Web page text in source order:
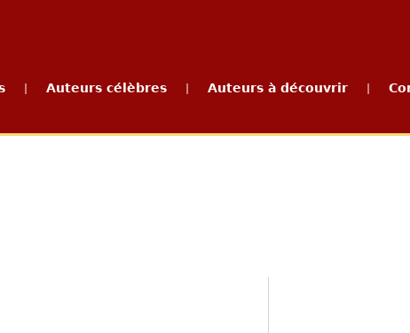
Auteurs célèbres Auteurs à découvrir